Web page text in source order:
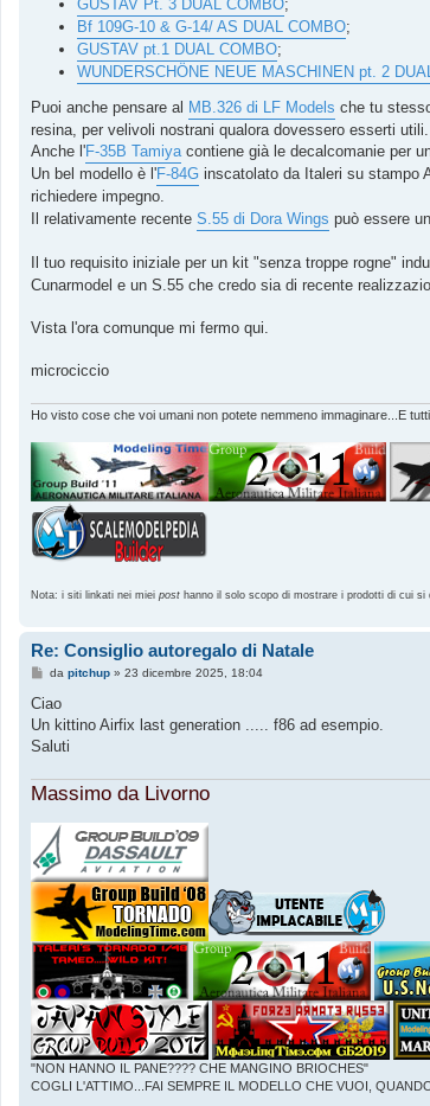
GUSTAV Pt. 3 DUAL COMBO;
Bf 109G-10 & G-14/ AS DUAL COMBO;
GUSTAV pt.1 DUAL COMBO;
WUNDERSCHÖNE NEUE MASCHINEN pt. 2
Puoi anche pensare al MB.326 di LF Models che tu
resina, per velivoli nostrani qualora dovessero esserti utili.
Anche l'F-35B Tamiyacontiene già le decalcomanie per
Un bel modello è l'F-84G inscatolato da Italeri su stampo
richiedere impegno.
Il relativamente recente S.55 di Dora Wings può essere
Il tuo requisito iniziale per un kit "senza troppe rogne"
Cunarmodel e un S.55 che credo sia di recente
Vista l'ora comunque mi fermo qui.
microciccio
Ho visto cose che voi umani non potete nemmeno immaginare...E
Nota: i siti linkati nei miei post hanno il solo scopo di mostrare i prodotti di cui
Re: Consiglio autoregalo di Natale
M
s
a
g
o
da pitchup» 23 dicembre 2025, 18:04
Ciao
Un kittino Airfix last generation ..... f86 ad esempio.
Saluti
Massimo da Livorno
"NON HANNO IL PANE???? CHE MANGINO BRIOCHES"
COGLI L'ATTIMO...FAI SEMPRE IL MODELLO CHE VUOI,